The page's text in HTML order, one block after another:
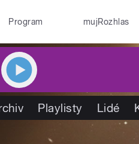
Program mujRozhlas
Playlisty Lidé